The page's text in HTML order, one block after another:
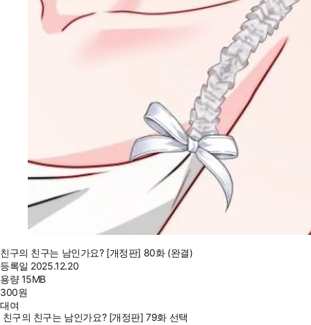
친구의 친구는 남인가요? [개정판] 80화 (완결)
등록일 2025.12.20
용량15MB
300원
대여
친구의 친구는 남인가요? [개정판] 79화 선택